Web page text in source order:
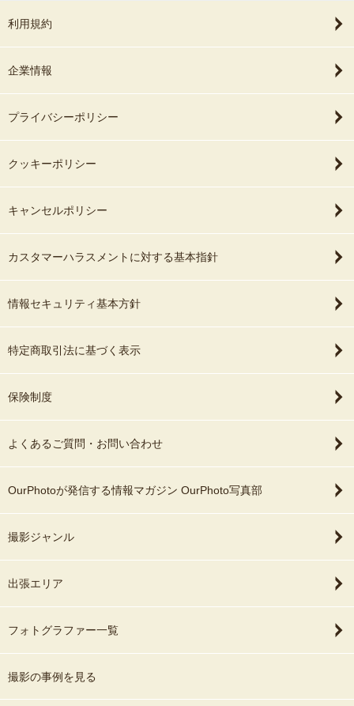
利用規約
企業情報
プライバシーポリシー
クッキーポリシー
キャンセルポリシー
カスタマーハラスメントに対する基本指針
情報セキュリティ基本方針
特定商取引法に基づく表示
保険制度
よくあるご質問・お問い合わせ
OurPhotoが発信する情報マガジン OurPhoto写真部
撮影ジャンル
出張エリア
フォトグラファー一覧
撮影の事例を見る